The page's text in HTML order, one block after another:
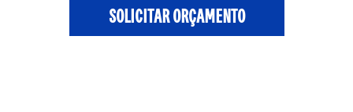
SOLICITAR ORÇAMENTO